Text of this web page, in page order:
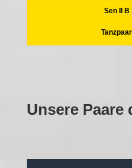
Sen II B
Unsere Paare